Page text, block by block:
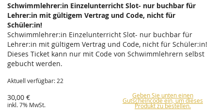
Schwimmlehrer:in Einzelunterricht Slot- nur buchbar für
Lehrer:in mit gültigem Vertrag und Code, nicht für
Schüler:in!
Schwimmlehrer:in Einzelunterricht Slot- nur buchbar für
Lehrer:in mit gültigem Vertrag und Code, nicht für Schüler:in!
Dieses Ticket kann nur mit Code von Schwimmlehrern selbst
gebucht werden.
Aktuell verfügbar: 22
30,00 €
inkl. 7% MwSt.
Geben Sie unten einen
Gutscheincode ein, um dieses
Produkt zu bestellen.